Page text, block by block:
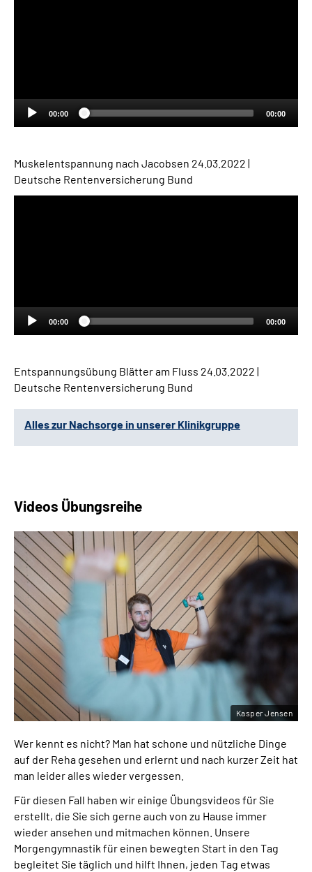
00:00 00:00
Muskelentspannung nach Jacobsen 24.03.2022 |
Deutsche Rentenversicherung Bund
00:00 00:00
Entspannungsübung Blätter am Fluss 24.03.2022 |
Deutsche Rentenversicherung Bund
Alles zur Nachsorge in unserer Klinikgruppe
Videos Übungsreihe
Wer kennt es nicht? Man hat schone und nützliche Dinge
auf der Reha gesehen und erlernt und nach kurzer Zeit hat
man leider alles wieder vergessen.
Für diesen Fall haben wir einige Übungsvideos für Sie
erstellt, die Sie sich gerne auch von zu Hause immer
wieder ansehen und mitmachen können. Unsere
Morgengymnastik für einen bewegten Start in den Tag
begleitet Sie täglich und hilft Ihnen, jeden Tag etwas
Kasper Jensen